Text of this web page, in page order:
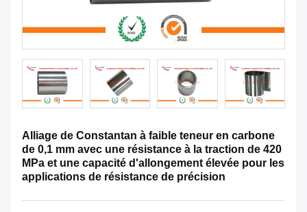
Alliage de Constantan à faible teneur en carbone
de 0,1 mm avec une résistance à la traction de 420
MPa et une capacité d'allongement élevée pour les
applications de résistance de précision